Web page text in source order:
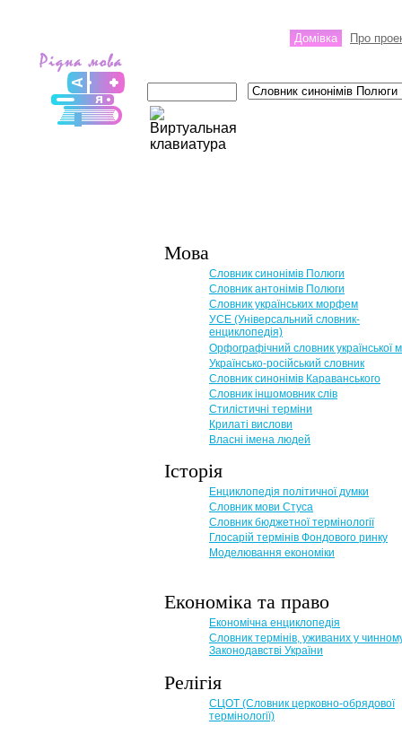
Домівка Про
Мова
Словник синонімів Полюги
Словник антонімів Полюги
Словник українських морфем
УСЕ (Універсальний словник-
енциклопедія)
Орфографічний словник української
Українсько-російський словник
Словник синонімів Караванського
Словник іншомовник слів
Стилістичні терміни
Крилаті вислови
Власні імена людей
Історія
Енциклопедія політичної думки
Словник мови Стуса
Словник бюджетної термінології
Глосарій термінів Фондового ринку
Моделювання економіки
Економіка та право
Eкономічна енциклопедія
Словник термінів, уживаних у
Законодавстві України
Релігія
СЦОТ (Словник церковно-обрядової
термінології)